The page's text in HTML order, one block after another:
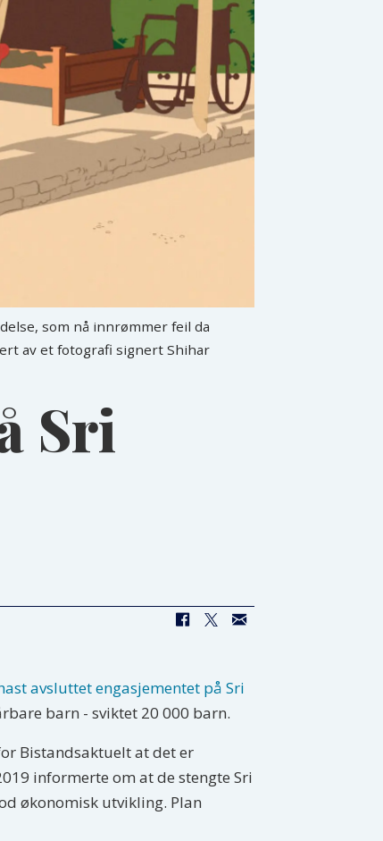
som nå innrømmer feil da
av et fotografi signert Shihar
Sri
avsluttet engasjementet på Sri
barn - sviktet 20 000 barn.
Bistandsaktuelt at det er
informerte om at de stengte Sri
økonomisk utvikling. Plan